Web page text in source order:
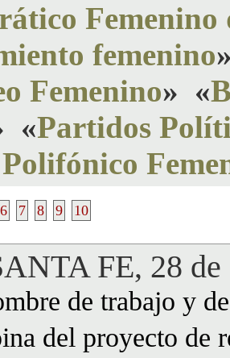
femenino
Femenino» «
«Partidos
6 7 8 9 10
FE, 28
de trabajo y
del proyecto de